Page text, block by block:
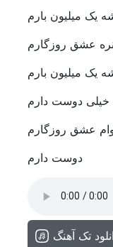
یک میلیون بارم
عشق روزگارم
یک میلیون بارم
خیلی دوست دارم
عشق روزگارم
دوست دارم
تک آهنگ